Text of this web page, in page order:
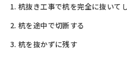
杭抜き工事で杭を完全に抜いて
杭を途中で切断する
杭を抜かずに残す